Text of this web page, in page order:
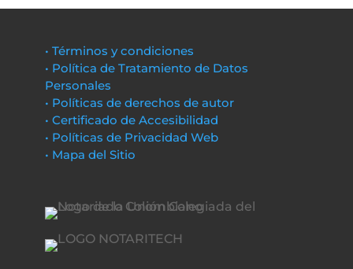
• Términos y condiciones
• Política de Tratamiento de Datos
Personales
• Políticas de derechos de autor
• Certificado de Accesibilidad
• Políticas de Privacidad Web
• Mapa del Sitio